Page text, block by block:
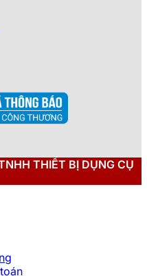
THIẾT BỊ DỤNG CỤ